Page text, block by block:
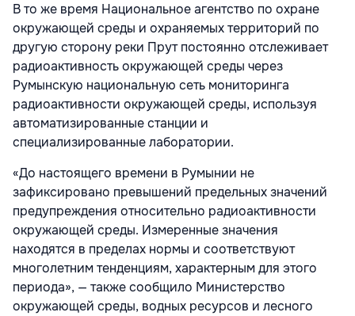
В то же время Национальное агентство по охране
окружающей среды и охраняемых территорий по
другую сторону реки Прут постоянно отслеживает
радиоактивность окружающей среды через
Румынскую национальную сеть мониторинга
радиоактивности окружающей среды, используя
автоматизированные станции и
специализированные лаборатории.
«До настоящего времени в Румынии не
зафиксировано превышений предельных значений
предупреждения относительно радиоактивности
окружающей среды. Измеренные значения
находятся в пределах нормы и соответствуют
многолетним тенденциям, характерным для этого
периода», — также сообщило Министерство
окружающей среды, водных ресурсов и лесного